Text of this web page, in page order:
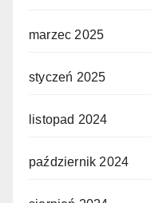
marzec 2025
styczeń 2025
listopad 2024
październik 2024